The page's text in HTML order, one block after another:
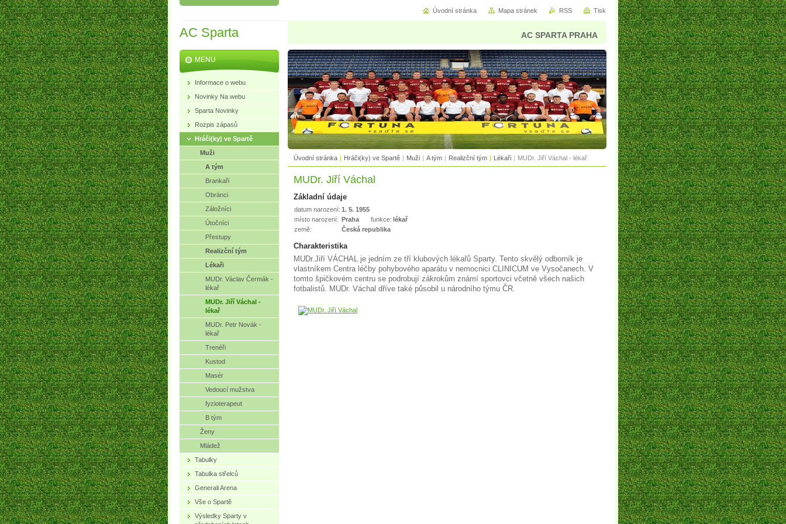
AC Sparta AC SPARTA PRAHA
Úvodní stránka | Hráči(ky) ve Spartě | Muži | A tým | Realizční tým | Lékaři | MUDr. Jiří Váchal - lékař
MUDr. Jiří Váchal
Základní údaje
datum narození: 1. 5. 1955
místo narození: Praha funkce: lékař
země:
Česká republika
Charakteristika
MUDr.Jiří VÁCHAL je jedním ze tří klubových lékařů Sparty. Tento skvělý odborník je
vlastníkem Centra léčby pohybového aparátu v nemocnici CLINICUM ve Vysočanech. V
tomto špičkovém centru se podrobují zákrokům známí sportovci včetně všech našich
fotbalistů. MUDr. Váchal dříve také působil u národního týmu ČR.
MENU
Informace o webu
Novinky Na webu
Sparta Novinky
Rozpis zápasů
Hráči(ky) ve Spartě
Muži
A tým
Brankaři
Obránci
Záložníci
Útočníci
Přestupy
Realizční tým
Lékaři
MUDr. Václav Čermák -
lékař
MUDr. Jiří Váchal -
lékař
MUDr. Petr Novák -
lékař
Trenéři
Kustod
Masér
Vedoucí mužstva
fyzioterapeut
B tým
Ženy
Mládež
Tabulky
Tabulka střelců
Generali Arena
Vše o Spartě
Výsledky Sparty v
Úvodní stránka Mapa stránek RSS Tisk